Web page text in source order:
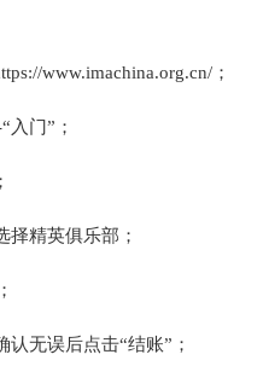
www.imachina.org.cn/；
入门”；
择精英俱乐部；
无误后点击“结账”；